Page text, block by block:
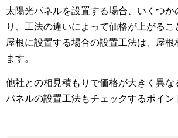
太陽光パネルを設置する場合、いくつか
り、工法の違いによって価格が上がる
屋根に設置する場合の設置工法は、屋根
ます。
他社との相見積もりで価格が大きく異な
パネルの設置工法もチェックするポイン